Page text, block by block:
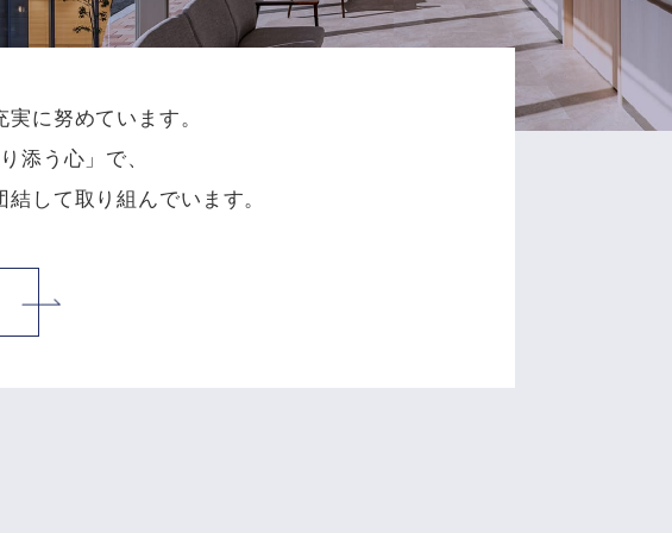
に努めています。
添う心」で、
して取り組んでいます。